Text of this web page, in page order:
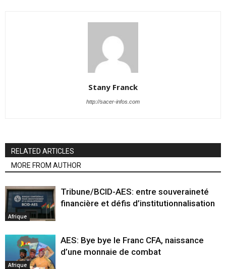
Stany Franck
http://sacer-infos.com
RELATED ARTICLES
MORE FROM AUTHOR
Afrique
Tribune/BCID-AES: entre souveraineté
financière et défis d’institutionnalisation
Afrique
AES: Bye bye le Franc CFA, naissance
d’une monnaie de combat